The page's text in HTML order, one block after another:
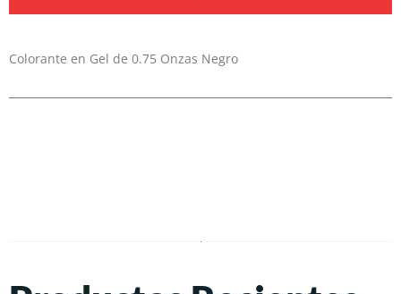
Colorante en Gel de 0.75 Onzas Negro